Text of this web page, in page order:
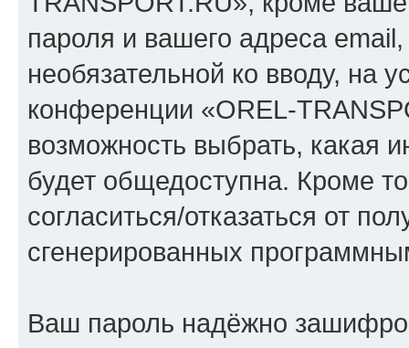
пароля и вашего адреса
необязательной ко вводу, на
конференции «OREL-
возможность выбрать, какая
будет общедоступна. Кроме
согласиться/отказаться от
сгенерированных
Ваш пароль надёжно